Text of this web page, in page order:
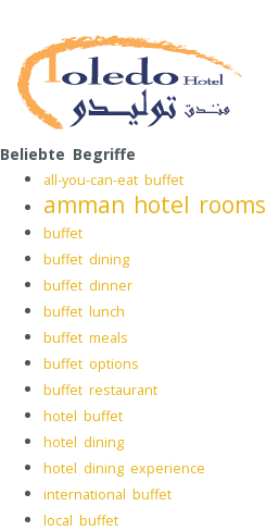
Beliebte Begriffe
all-you-can-eat buffet
amman hotel rooms
buffet
buffet dining
buffet dinner
buffet lunch
buffet meals
buffet options
buffet restaurant
hotel buffet
hotel dining
hotel dining experience
international buffet
local buffet